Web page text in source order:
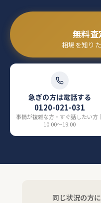
無料査
相場を知り
急ぎの方は電話する
0120-021-031
事情が複雑な方・すぐ話したい方｜
10:00〜19:00
同じ状況の方